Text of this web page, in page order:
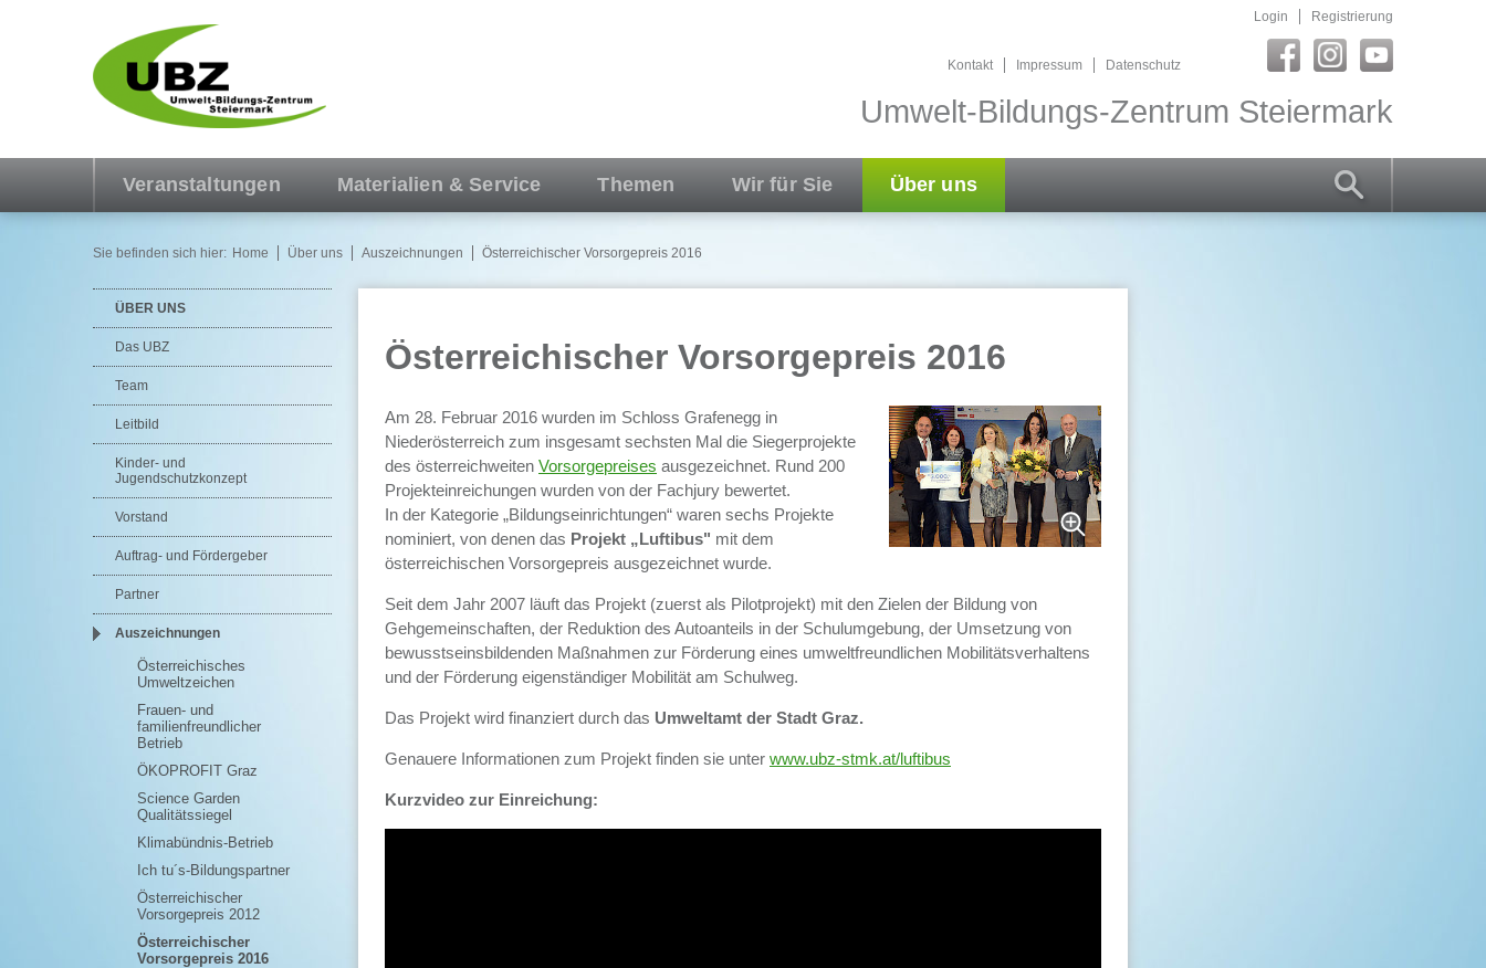
Kontakt Impressum Datenschutz
Umwelt-Bildungs-Zentrum Steiermark
Login Registrierung
Veranstaltungen Materialien & Service Themen Wir für Sie Über uns
Sie befinden sich hier: Home Über uns Auszeichnungen Österreichischer Vorsorgepreis 2016
ÜBER UNS
Das UBZ
Team
Leitbild
Kinder- und
Jugendschutzkonzept
Vorstand
Auftrag- und Fördergeber
Partner
Auszeichnungen
Österreichisches
Umweltzeichen
Frauen- und
familienfreundlicher
Betrieb
ÖKOPROFIT Graz
Science Garden
Qualitätssiegel
Klimabündnis-Betrieb
Ich tu´s-Bildungspartner
Österreichischer
Vorsorgepreis 2012
Österreichischer
Vorsorgepreis 2016
Österreichischer Vorsorgepreis 2016
Am 28. Februar 2016 wurden im Schloss Grafenegg in
Niederösterreich zum insgesamt sechsten Mal die Siegerprojekte
des österreichweiten Vorsorgepreises ausgezeichnet. Rund 200
Projekteinreichungen wurden von der Fachjury bewertet.
In der Kategorie „Bildungseinrichtungen“ waren sechs Projekte
nominiert, von denen das Projekt „Luftibus" mit dem
österreichischen Vorsorgepreis ausgezeichnet wurde.
Seit dem Jahr 2007 läuft das Projekt (zuerst als Pilotprojekt) mit den Zielen der Bildung von
Gehgemeinschaften, der Reduktion des Autoanteils in der Schulumgebung, der Umsetzung von
bewusstseinsbildenden Maßnahmen zur Förderung eines umweltfreundlichen Mobilitätsverhaltens
und der Förderung eigenständiger Mobilität am Schulweg.
Das Projekt wird finanziert durch das Umweltamt der Stadt Graz.
Genauere Informationen zum Projekt finden sie unter www.ubz-stmk.at/luftibus
Kurzvideo zur Einreichung: